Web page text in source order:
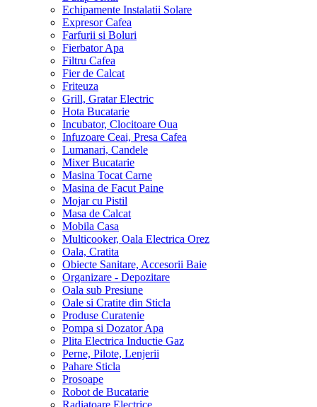
Echipamente Instalatii Solare
Expresor Cafea
Farfurii si Boluri
Fierbator Apa
Filtru Cafea
Fier de Calcat
Friteuza
Grill, Gratar Electric
Hota Bucatarie
Incubator, Clocitoare Oua
Infuzoare Ceai, Presa Cafea
Lumanari, Candele
Mixer Bucatarie
Masina Tocat Carne
Masina de Facut Paine
Mojar cu Pistil
Masa de Calcat
Mobila Casa
Multicooker, Oala Electrica Orez
Oala, Cratita
Obiecte Sanitare, Accesorii Baie
Organizare - Depozitare
Oala sub Presiune
Oale si Cratite din Sticla
Produse Curatenie
Pompa si Dozator Apa
Plita Electrica Inductie Gaz
Perne, Pilote, Lenjerii
Pahare Sticla
Prosoape
Robot de Bucatarie
Radiatoare Electrice